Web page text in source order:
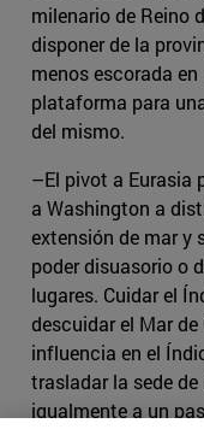
milenario de Reino
disponer de la
menos escorada
plataforma para
del mismo.
–El pivot a Eurasia
a Washington a
extensión de mar y
poder disuasorio o
lugares. Cuidar el
descuidar el Mar
influencia en el
trasladar la sede
igualmente a un